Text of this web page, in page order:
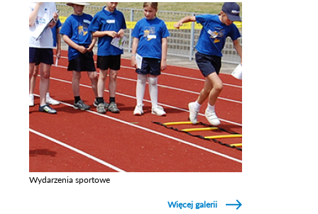
Wydarzenia sportowe
Więcej galerii